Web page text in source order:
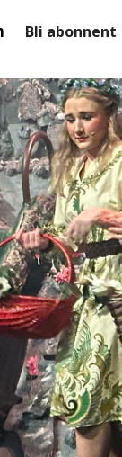
Bli abonnent